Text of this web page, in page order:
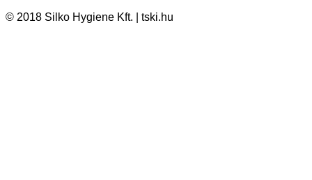
© 2018 Silko Hygiene Kft. | tski.hu